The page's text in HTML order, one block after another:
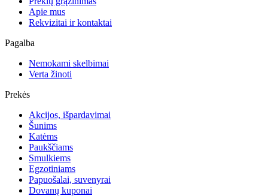
Apie mus
Rekvizitai ir kontaktai
Pagalba
Nemokami skelbimai
Verta žinoti
Prekės
Akcijos, išpardavimai
Šunims
Katėms
Paukščiams
Smulkiems
Egzotiniams
Papuošalai, suvenyrai
Dovanų kuponai